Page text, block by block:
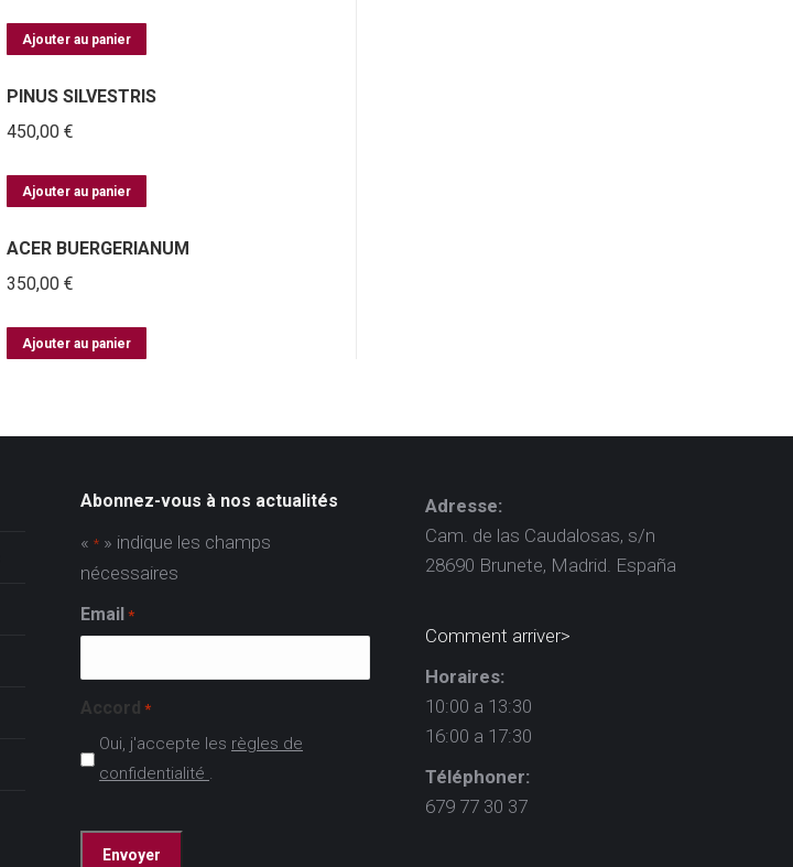
Ajouter au panier
PINUS SILVESTRIS
450,00 €
Ajouter au panier
ACER BUERGERIANUM
350,00 €
Ajouter au panier
Abonnez-vous à nos actualités
« * » indique les champs
nécessaires
Email *
Accord *
Oui, j'accepte les règles de
confidentialité .
Adresse:
Cam. de las Caudalosas, s/n
28690 Brunete, Madrid. España
Comment arriver>
Horaires:
10:00 a 13:30
16:00 a 17:30
Téléphoner:
679 77 30 37